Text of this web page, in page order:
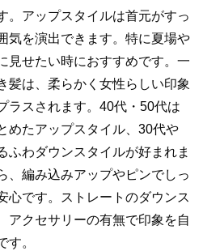
。アップスタイルは首元がすっ
気を演出できます。特に夏場や
見せたい時におすすめです。一
髪は、柔らかく女性らしい印象
ラスされます。40代・50代は
めたアップスタイル、30代や
ふわダウンスタイルが好まれま
、編み込みアップやピンでしっ
心です。ストレートのダウンス
アクセサリーの有無で印象を自
す。